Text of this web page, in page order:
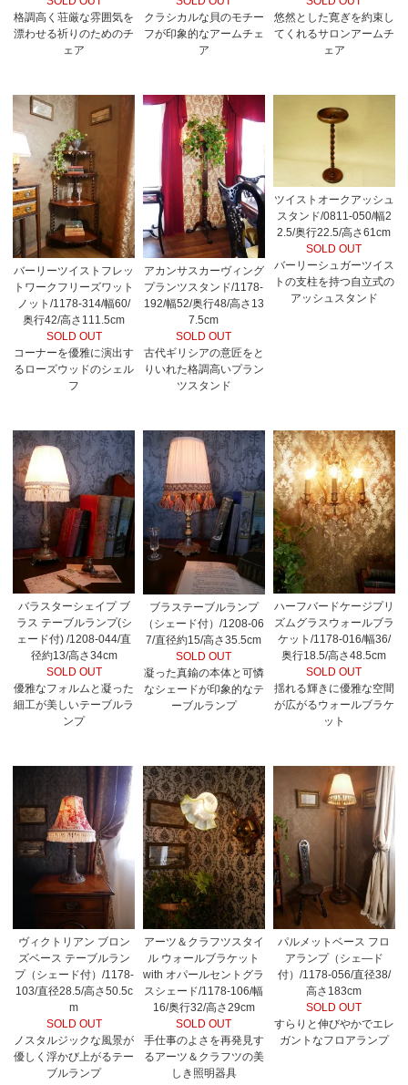
格調高く荘厳な雰囲気を
漂わせる祈りのためのチ
ェア
クラシカルな貝のモチー
フが印象的なアームチェ
ア
悠然とした寛ぎを約束し
てくれるサロンアームチ
ェア
バーリーツイストフレッ
トワークフリーズワット
ノット/1178-314/幅60/
奥行42/高さ111.5cm
SOLD OUT
コーナーを優雅に演出す
るローズウッドのシェル
フ
アカンサスカーヴィング
プランツスタンド/1178-
192/幅52/奥行48/高さ13
7.5cm
SOLD OUT
古代ギリシアの意匠をと
りいれた格調高いプラン
ツスタンド
ツイストオークアッシュ
スタンド/0811-050/幅2
2.5/奥行22.5/高さ61cm
SOLD OUT
バーリーシュガーツイス
トの支柱を持つ自立式の
アッシュスタンド
バラスターシェイプ ブ
ラス テーブルランプ(シ
ェード付) /1208-044/直
径約13/高さ34cm
SOLD OUT
優雅なフォルムと凝った
細工が美しいテーブルラ
ンプ
ブラステーブルランプ
（シェード付）/1208-06
7/直径約15/高さ35.5cm
SOLD OUT
凝った真鍮の本体と可憐
なシェードが印象的なテ
ーブルランプ
ハーフバードケージプリ
ズムグラスウォールブラ
ケット/1178-016/幅36/
奥行18.5/高さ48.5cm
SOLD OUT
揺れる輝きに優雅な空間
が広がるウォールブラケ
ット
ヴィクトリアン ブロン
ズベース テーブルラン
プ（シェード付）/1178-
103/直径28.5/高さ50.5c
m
SOLD OUT
ノスタルジックな風景が
優しく浮かび上がるテー
ブルランプ
アーツ＆クラフツスタイ
ル ウォールブラケット
with オパールセントグラ
スシェード/1178-106/幅
16/奥行32/高さ29cm
SOLD OUT
手仕事のよさを再発見す
るアーツ＆クラフツの美
しき照明器具
パルメットベース フロ
アランプ（シェ―ド
付）/1178-056/直径38/
高さ183cm
SOLD OUT
すらりと伸びやかでエレ
ガントなフロアランプ